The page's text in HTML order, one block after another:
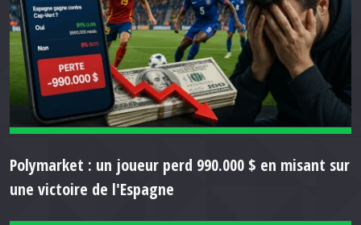
Polymarket : un joueur perd 990.000 $ en misant sur
une victoire de l'Espagne